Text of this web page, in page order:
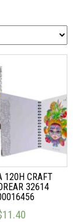
120H CRAFT
32614
11.40